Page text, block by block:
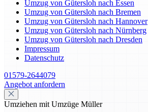
Umzug von Gütersloh nach Essen
Umzug von Gütersloh nach Bremen
Umzug von Gütersloh nach Hannover
Umzug von Gütersloh nach Nürnberg
Umzug von Gütersloh nach Dresden
Impressum
Datenschutz
01579-2644079
Angebot anfordern
Umziehen mit Umzüge Müller